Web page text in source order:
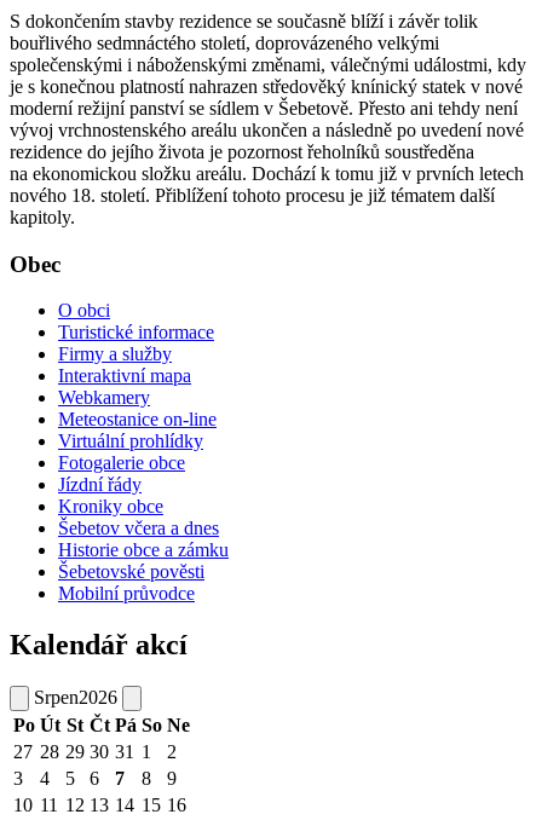
S dokončením stavby rezidence se současně blíží i závěr tolik
bouřlivého sedmnáctého století, doprovázeného velkými
společenskými i náboženskými změnami, válečnými událostmi, kdy
je s konečnou platností nahrazen středověký knínický statek v nové
moderní režijní panství se sídlem v Šebetově. Přesto ani tehdy není
vývoj vrchnostenského areálu ukončen a následně po uvedení nové
rezidence do jejího života je pozornost řeholníků soustředěna
na ekonomickou složku areálu. Dochází k tomu již v prvních letech
nového 18. století. Přiblížení tohoto procesu je již tématem další
kapitoly.
Obec
O obci
Turistické informace
Firmy a služby
Interaktivní mapa
Webkamery
Meteostanice on-line
Virtuální prohlídky
Fotogalerie obce
Jízdní řády
Kroniky obce
Šebetov včera a dnes
Historie obce a zámku
Šebetovské pověsti
Mobilní průvodce
Kalendář akcí
Srpen2026
Po Út St Čt Pá So Ne
27 28 29 30 31 1
2
3
4 5 6 7 8
9
10 11 12 13 14 15 16